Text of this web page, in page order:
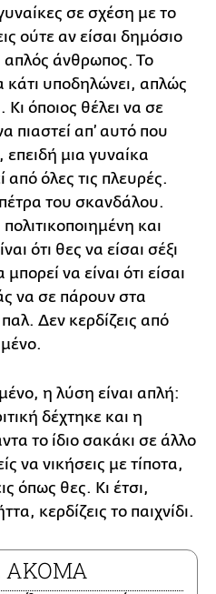
σε σχέση με το
ούτε αν είσαι δημόσιο
απλός άνθρωπος. Το
υποδηλώνει, απλώς
Κι όποιος θέλει να σε
πιαστεί απ’ αυτό που
επειδή μια γυναίκα
από όλες τις πλευρές.
του σκανδάλου.
πολιτικοποιημένη και
ότι θες να είσαι σέξι
να είναι ότι είσαι
να σε πάρουν στα
Δεν κερδίζεις από
η λύση είναι απλή:
δέχτηκε και η
το ίδιο σακάκι σε άλλο
να νικήσεις με τίποτα,
όπως θες. Κι έτσι,
κερδίζεις το παιχνίδι.
ΑΚΟΜΑ